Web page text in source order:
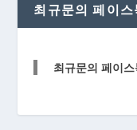
최규문의 페이
최규문의 페이